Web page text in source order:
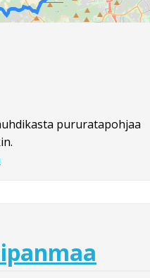
pururatapohjaa